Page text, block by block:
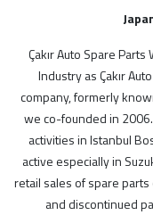
MARKALAR
Çkr Auto
ithal
suzuki
Yerli
Çakır Auto Spare
Industry as Çakır
company, formerly
we co-founded in
activities in Istanbul
active especially in
retail sales of spare
and discontinued